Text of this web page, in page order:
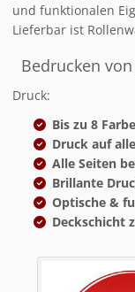
und funktionalen
Lieferbar ist
Bedrucken
Druck:
Bis zu 8
Druck auf
Alle Seiten
Brillante
Optische &
Deckschicht